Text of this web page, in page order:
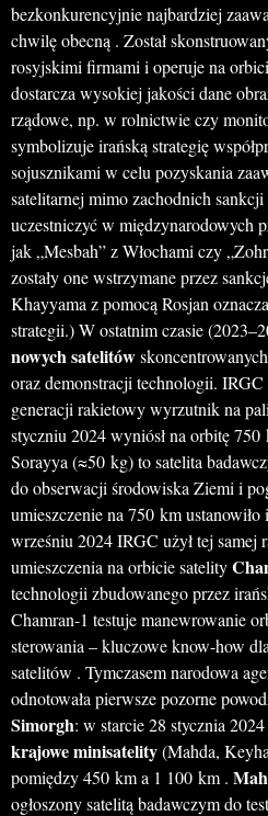
bezkonkurencyjnie najbardziej
chwilę obecną . Został
rosyjskimi firmami i operuje na
dostarcza wysokiej jakości dane
rządowe, np. w rolnictwie czy
symbolizuje irańską strategię
sojusznikami w celu pozyskania
satelitarnej mimo zachodnich
uczestniczyć w międzynarodowych
jak „Mesbah” z Włochami czy
zostały one wstrzymane przez
Khayyama z pomocą Rosjan
strategii.) W ostatnim czasie
nowych satelitów
oraz demonstracji technologii. IRGC
generacji rakietowy wyrzutnik na
styczniu 2024 wyniósł na orbitę 750
Sorayya (≈50 kg) to satelita
do obserwacji środowiska Ziemi i
umieszczenie na 750 km
wrześniu 2024 IRGC użył tej samej
umieszczenia na orbicie satelity
technologii zbudowanego przez
Chamran-1 testuje manewrowanie
sterowania – kluczowe know-how
satelitów . Tymczasem narodowa
odnotowała pierwsze pozorne
Simorgh: w starcie 28 stycznia
krajowe minisatelity(Mahda,
pomiędzy 450 km a 1 100 km .
ogłoszony satelitą badawczym do